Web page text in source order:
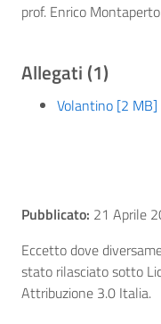
prof. Enrico Montaperto
Allegati (1)
Volantino [2 MB]
Pubblicato: 21 Aprile
Eccetto dove
stato rilasciato sotto
Attribuzione 3.0 Italia.